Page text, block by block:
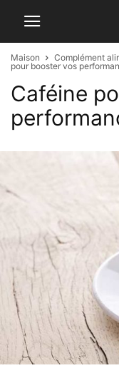
Maison Complément
pour booster vos
Caféine